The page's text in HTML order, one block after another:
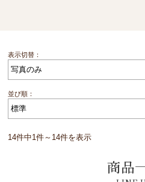
表示切替：
並び順：
14件中1件～14件を表示
商品